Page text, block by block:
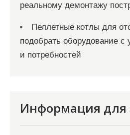
реальному демонтажу
Пеллетные котлы для
подобрать оборудование
и потребностей
Информация для